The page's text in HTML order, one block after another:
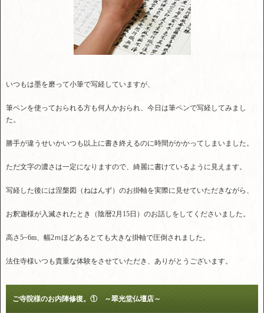
いつもは墨を磨って小筆で写経していますが、
筆ペンを使っておられる方も何人かおられ、今日は筆ペンで写経してみまし
た。
勝手が違うせいかいつも以上に書き終えるのに時間がかかってしまいました。
ただ文字の濃さは一定になりますので、綺麗に書けているように見えます。
写経した後には涅槃図（ねはんず）のお掛軸を実際に見せていただきながら、
お釈迦様が入滅されたとき（陰暦2月15日）のお話しをしてくださいました。
高さ5~6m、幅2ｍほどあるとても大きな掛軸で圧倒されました。
法住寺様いつも貴重な体験をさせていただき、ありがとうございます。
ご寺院様のお内陣修復。① ～翠光堂仏壇店～